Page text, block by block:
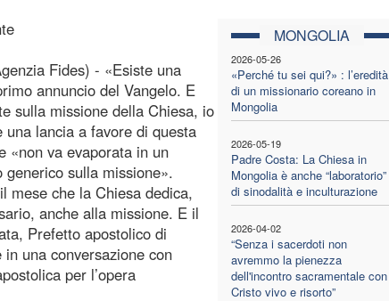
MONGOLIA
2026-05-26
«Perché tu sei qui?» : l’eredità
di un missionario coreano in
Mongolia
2026-05-19
Padre Costa: La Chiesa in
Mongolia è anche “laboratorio”
di sinodalità e inculturazione
2026-04-02
“Senza i sacerdoti non
avremmo la pienezza
dell'incontro sacramentale con
Cristo vivo e risorto”
Fides) - «Esiste una
annuncio del Vangelo. E
sulla missione della Chiesa, io
una lancia a favore di questa
«non va evaporata in un
generico sulla missione».
mese che la Chiesa dedica,
anche alla missione. E il
Prefetto apostolico di
una conversazione con
per l’opera